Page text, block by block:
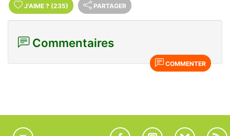
J'AIME ? (235) PARTAGER
Commentaires
COMMENTER